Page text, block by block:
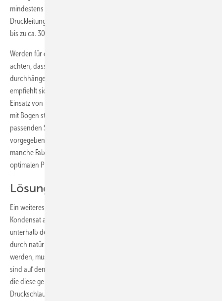
mindestens 10 mm/m verlegt werden. Je nach Höhe der senkrechten
Druckleitungs-Teilstrecke kann die Länge des liegenden Leitungsteils
bis zu ca. 30 m und darüber betragen.
Werden für die Druckleitung Kunststoffrohre verwendet ist darauf zu
achten, dass die Leitung zwischen den Rohrbefestigungen nicht
durchhängen kann, damit sich keine Ablagerungen bilden. Hier
empfiehlt sich die Verwendung von Tragschalen oder auch der
Einsatz von Metallverbundrohr. Richtungsänderungen sollten generell
mit Bogen statt Winkeln ausgeführt werden. Bei der Auswahl des
passenden Stand-WCs muss außerdem die vom Pumpenhersteller
vorgegebene Mindest-Spülwassermenge beachtet werden, da für
manche Fabrikate eine 6-l-Spülung nicht ausreicht, um einen
optimalen Pumpenbetrieb zu gewährleisten.
Lösung für Kondensatableitung
Ein weiteres Einsatzgebiet für Kleinhebeanlagen ist das anfallende
Kondensat aus Brennwertheizgeräten sowie Klima- und Kälteanlagen
unterhalb der Rückstauebene. Denn kann dieses Kondensat nicht
durch natürliches Gefälle in das Entwässerungssystem abgeleitet
werden, muss es durch Einsatz von Pumpen gehoben werden. Hierfür
sind auf dem Markt sogenannte Kondensathebeanlagen erhältlich,
die diese geringen Abwassermengen über einen dünnen
Druckschlauch (je nach Hersteller 9–14 mm) in die Kanalisation